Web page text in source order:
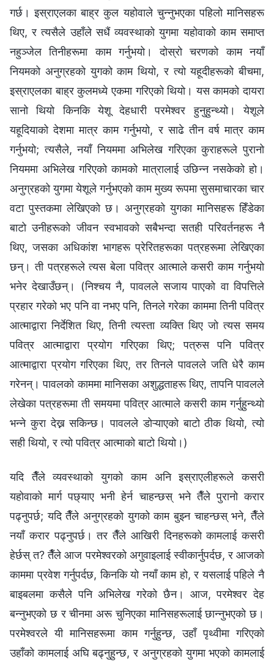
गर्छ। इस्राएलका बाह्र कुल यहोवाले चुन्नुभएका पहिलो मानिसहरू
थिए, र त्यसैले उहाँले सधैं व्यवस्थाको युगमा यहोवाको काम समाप्त
नहुञ्जेल तिनीहरूमा काम गर्नुभयो। दोस्रो चरणको काम नयाँ
नियमको अनुग्रहको युगको काम थियो, र त्यो यहूदीहरूको बीचमा,
इस्राएलका बाह्र कुलमध्ये एकमा गरिएको थियो। यस कामको दायरा
सानो थियो किनकि येशू देहधारी परमेश्‍वर हुनुहुन्थ्यो। येशूले
यहूदियाको देशमा मात्र काम गर्नुभयो, र साढे तीन वर्ष मात्र काम
गर्नुभयो; त्यसैले, नयाँ नियममा अभिलेख गरिएका कुराहरूले पुरानो
नियममा अभिलेख गरिएको कामको मात्रालाई उछिन्न नसकेको हो।
अनुग्रहको युगमा येशूले गर्नुभएको काम मुख्य रूपमा सुसमाचारका चार
वटा पुस्तकमा लेखिएको छ। अनुग्रहको युगका मानिसहरू हिँडेका
बाटो उनीहरूको जीवन स्वभावको सबैभन्दा सतही परिवर्तनहरू नै
थिए, जसका अधिकांश भागहरू प्रेरितहरूका पत्रहरूमा लेखिएका
छन्। ती पत्रहरूले त्यस बेला पवित्र आत्माले कसरी काम गर्नुभयो
भनेर देखाउँछन्। (निश्‍चय नै, पावलले सजाय पाएको वा विपत्तिले
प्रहार गरेको भए पनि वा नभए पनि, तिनले गरेका काममा तिनी पवित्र
आत्माद्वारा निर्देशित थिए, तिनी त्यस्ता व्यक्ति थिए जो त्यस समय
पवित्र आत्माद्वारा प्रयोग गरिएका थिए; पत्रुस पनि पवित्र
आत्माद्वारा प्रयोग गरिएका थिए, तर तिनले पावलले जति धेरै काम
गरेनन्। पावलको काममा मानिसका अशुद्धताहरू थिए, तापनि पावलले
लेखेका पत्रहरूमा ती समयमा पवित्र आत्माले कसरी काम गर्नुहुन्थ्यो
भन्‍ने कुरा देख्न सकिन्छ। पावलले डोऱ्याएको बाटो ठीक थियो, त्यो
सही थियो, र त्यो पवित्र आत्माको बाटो थियो।)
यदि तैँले व्यवस्थाको युगको काम अनि इस्राएलीहरूले कसरी
यहोवाको मार्ग पछ्याए भनी हेर्न चाहन्छस् भने तैँले पुरानो करार
पढ्नुपर्छ; यदि तैँले अनुग्रहको युगको काम बुझ्न चाहन्छस् भने, तैँले
नयाँ करार पढ्नुपर्छ। तर तैँले आखिरी दिनहरूको कामलाई कसरी
हेर्छस् त? तैँले आज परमेश्‍वरको अगुवाइलाई स्वीकार्नुपर्दछ, र आजको
काममा प्रवेश गर्नुपर्दछ, किनकि यो नयाँ काम हो, र यसलाई पहिले नै
बाइबलमा कसैले पनि अभिलेख गरेको छैन। आज, परमेश्‍वर देह
बन्नुभएको छ र चीनमा अरू चुनिएका मानिसहरूलाई छान्नुभएको छ।
परमेश्‍वरले यी मानिसहरूमा काम गर्नुहुन्छ, उहाँ पृथ्वीमा गरिएको
उहाँको कामलाई अघि बढ्नुहुन्छ, र अनुग्रहको युगमा भएको कामलाई